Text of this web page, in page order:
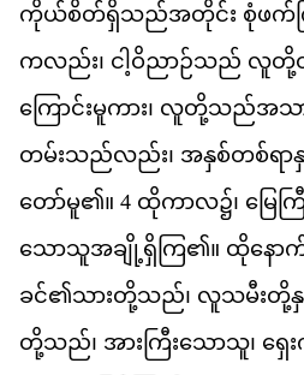
ကယစတရသညအတင စဖက
ကလည်း၊ င ဝညဉသည လတ
ကငမကား၊ လတသညအ
တမသညလည်း၊ အနစတစရ
တမူ၏။ 4 ထကလ၌၊ မ
သသအခ ရ ကြ၏။ ထန
ခင်၏​သတသည်၊ လသမတန
တသည်၊ အ ကသသူ၊ ရ